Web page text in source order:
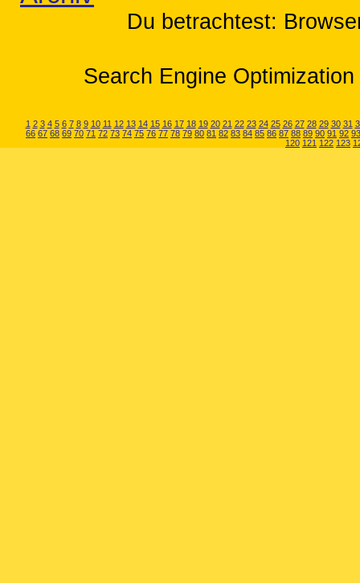
Du betrachtest:
Search Engine
1 2 3 4 5 6 7 8 9 10 11 12 13 14 15 16 17 18 19 20 21 22 23 24 25 26 27 28 29 30 31
66 67 68 69 70 71 72 73 74 75 76 77 78 79 80 81 82 83 84 85 86 87 88 89 90 91 92 93
120 121 122 123